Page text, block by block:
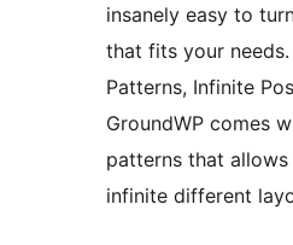
insanely easy to
that fits your
Patterns, Infinite
GroundWP comes
patterns that
infinite different